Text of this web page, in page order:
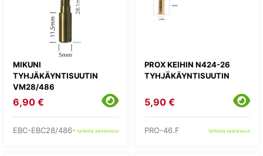
MIKUNI
TYHJÄKÄYNTISUUTIN
VM28/486
6,90 €
EBC-EBC28/486- tarkista saatavuus
PROX KEIHIN N424-26
TYHJÄKÄYNTISUUTIN
5,90 €
PRO-46.F tarkista saatavuus